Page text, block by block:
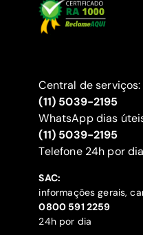
Central de serviços:
(11) 5039-2195
WhatsApp dias
(11) 5039-2195
‍Telefone 24h por dia
SAC:
informações gerais,
‍0800 591 2259
24h por dia